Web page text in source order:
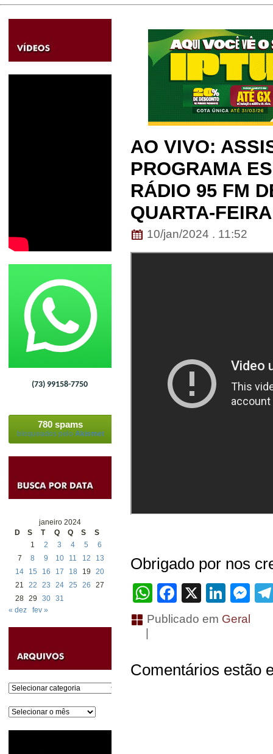
(73) 99158-7750
780 spams
bloqueados pelo Akismet
janeiro 2024
D
S T Q Q S
S
1
2 3 4 5
6
7
8 9 10 11 12
13
14
15 16 17 18 19
20
21
22 23 24 25 26
27
28 29 30 31
« dez
fev »
Categorias
Arquivos
AO VIVO:
PROGRAMA
RÁDIO 95 FM
QUARTA-
10/jan/2024 . 11:52
Obrigado por nos
WhatsApp
Facebook
X
Publicado em Geral
Comentários estão